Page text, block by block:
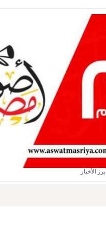
أبرز الأخبار